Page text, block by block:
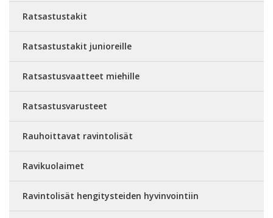
Ratsastustakit
Ratsastustakit junioreille
Ratsastusvaatteet miehille
Ratsastusvarusteet
Rauhoittavat ravintolisät
Ravikuolaimet
Ravintolisät hengitysteiden hyvinvointiin